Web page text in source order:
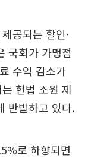
공되는 할인·
국회가 가맹점
수익 감소가
헌법 소원 제
반발하고 있다.
로 하향되면